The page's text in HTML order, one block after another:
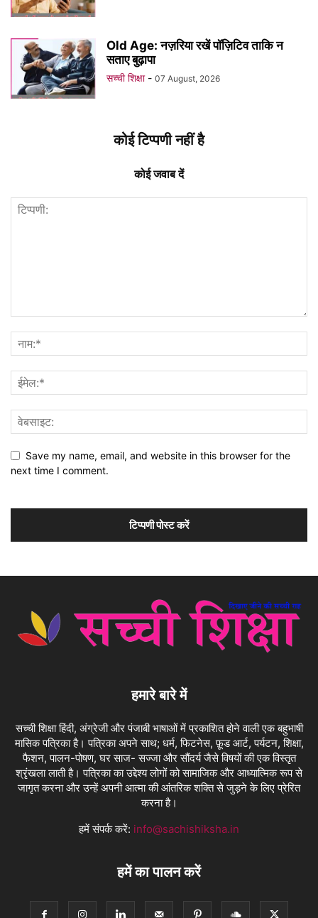
Old Age: नज़रिया रखें पॉज़िटिव ताकि न
सताए बुढ़ापा
सच्ची शिक्षा - 07 August, 2026
कोई टिप्पणी नहीं है
कोई जवाब दें
Save my name, email, and website in this browser for the
next time I comment.
हमारे बारे में
सच्ची शिक्षा हिंदी, अंग्रेजी और पंजाबी भाषाओं में प्रकाशित होने वाली एक बहुभाषी
मासिक पत्रिका है। पत्रिका अपने साथ; धर्म, फिटनेस, फ़ूड आर्ट, पर्यटन, शिक्षा,
फैशन, पालन-पोषण, घर साज- सज्जा और सौंदर्य जैसे विषयों की एक विस्तृत
श्रृंखला लाती है। पत्रिका का उद्देश्य लोगों को सामाजिक और आध्यात्मिक रूप से
जागृत करना और उन्हें अपनी आत्मा की आंतरिक शक्ति से जुड़ने के लिए प्रेरित
करना है।
हमें संपर्क करें: info@sachishiksha.in
हमें का पालन करें